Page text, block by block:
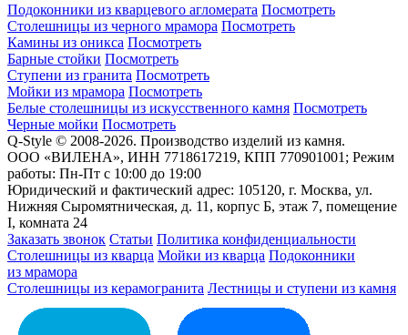
Подоконники из кварцевого агломерата Посмотреть
Столешницы из черного мрамора Посмотреть
Камины из оникса Посмотреть
Барные стойки Посмотреть
Ступени из гранита Посмотреть
Мойки из мрамора Посмотреть
Белые столешницы из искусственного камня Посмотреть
Черные мойки Посмотреть
Q-Style © 2008-2026. Производство изделий из камня.
ООО «ВИЛЕНА», ИНН 7718617219, КПП 770901001; Режим
работы: Пн-Пт с 10:00 до 19:00
Юридический и фактический адрес: 105120, г. Москва, ул.
Нижняя Сыромятническая, д. 11, корпус Б, этаж 7, помещение
I, комната 24
Заказать звонок Статьи Политика конфиденциальности
Столешницы из кварца Мойки из кварца Подоконники
из мрамора
Столешницы из керамогранита Лестницы и ступени из камня